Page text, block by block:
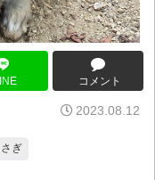
コメント
2023.08.12
さぎ